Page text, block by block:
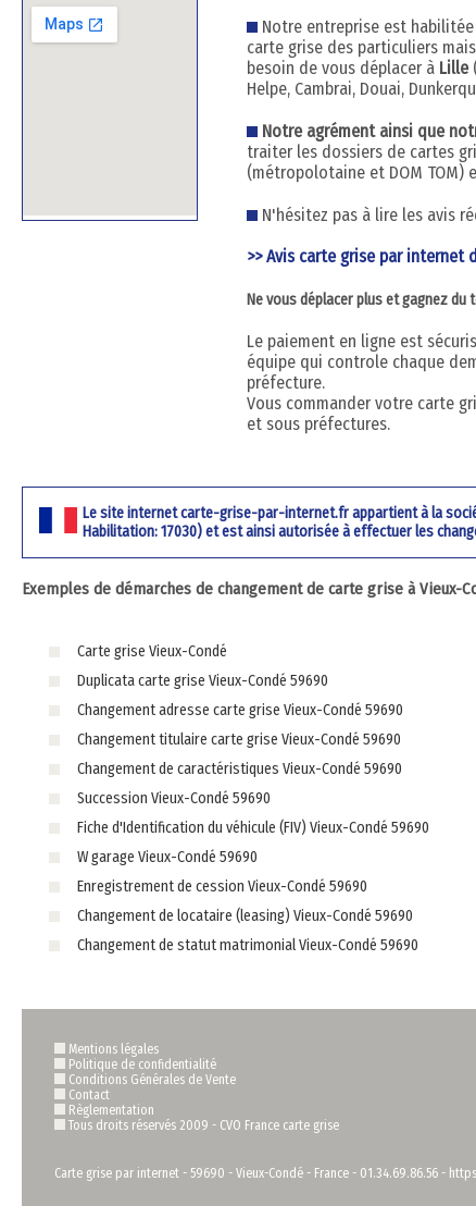
Notre entreprise est habilitée
carte grise des particuliers
besoin de vous déplacer à Lille
Helpe, Cambrai, Douai,
Notre agrément ainsi que
traiter les dossiers de cartes
(métropolotaine et DOM
N'hésitez pas à lire les avis
>> Avis carte grise par internet
Ne vous déplacer plus et gagnez
Le paiement en ligne est
équipe qui controle chaque
préfecture.
Vous commander votre carte
et sous préfectures.
Le site internet carte-grise-par-internet.fr appartient à la
Habilitation: 17030) et est ainsi autorisée à effectuer les
Exemples de démarches de changement de carte grise à Vieux-
Carte grise Vieux-Condé
Duplicata carte grise Vieux-Condé 59690
Changement adresse carte grise Vieux-Condé 59690
Changement titulaire carte grise Vieux-Condé 59690
Changement de caractéristiques Vieux-Condé 59690
Succession Vieux-Condé 59690
Fiche d'Identification du véhicule (FIV) Vieux-Condé 59690
W garage Vieux-Condé 59690
Enregistrement de cession Vieux-Condé 59690
Changement de locataire (leasing) Vieux-Condé 59690
Changement de statut matrimonial Vieux-Condé 59690
Mentions légales
Politique de confidentialité
Conditions Générales de Vente
Contact
Règlementation
Tous droits réservés 2009 - CVO France carte grise
Carte grise par internet - 59690 - Vieux-Condé - France - 01.34.69.86.56 -